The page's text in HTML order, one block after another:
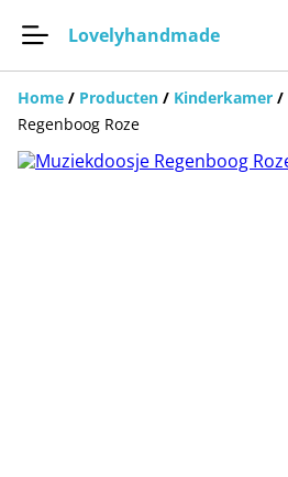
Lovelyhandmade
Home / Producten / Kinderkamer /
Regenboog Roze